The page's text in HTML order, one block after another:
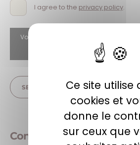
Ce site utilise
cookies et
donne le
sur ceux que
I agree to the privacy policy.
Vous devez autoriser reCAPTCHA si
formulaire.
Autoriser
SEND
Contact details